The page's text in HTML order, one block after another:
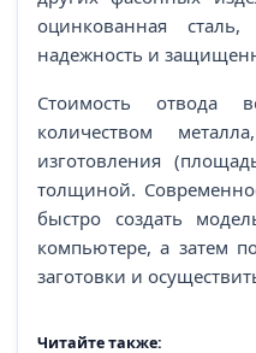
оцинкованная
надежность и
Стоимость отвода
количеством
изготовления
толщиной.
быстро создать
компьютере, а затем
заготовки и
Читайте также: